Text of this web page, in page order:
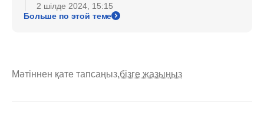
2 шілде 2024, 15:15
Больше по этой теме
Мәтіннен қате тапсаңыз,бізге жазыңыз